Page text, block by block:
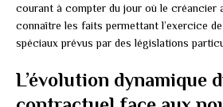
courant à compter du jour où le créancier
connaître les faits permettant l’exercice
spéciaux prévus par des législations
L’évolution dynamique